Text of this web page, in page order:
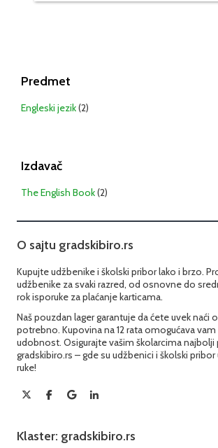
Predmet
Engleski jezik(2)
Izdavač
The English Book(2)
O sajtu gradskibiro.rs
Kupujte udžbenike i školski pribor lako i brzo.
udžbenike za svaki razred, od osnovne do
rok isporuke za plaćanje karticama.
Naš pouzdan lager garantuje da ćete uvek naći
potrebno. Kupovina na 12 rata omogućava
udobnost. Osigurajte vašim školarcima
gradskibiro.rs – gde su udžbenici i školski
ruke!
Klaster: gradskibiro.rs